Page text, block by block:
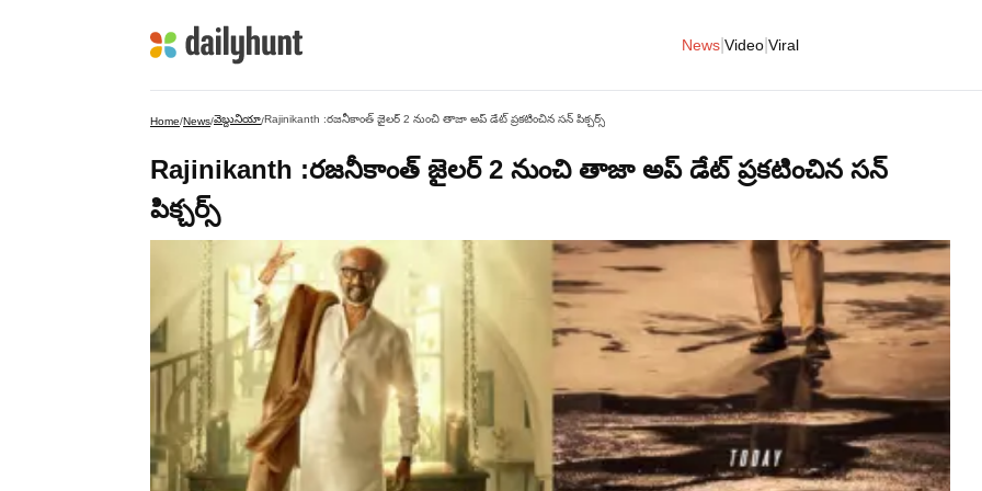
News Video Viral
Home/News/వెబ్దునియా/Rajinikanth :రజనీకాంత్ జైలర్ 2 నుంచి తాజా అప్ డేట్ ప్రకటించిన సన్ పిక్చర్స్
Rajinikanth :రజనీకాంత్ జైలర్ 2 నుంచి తాజా అప్ డేట్ ప్రకటించిన సన్
పిక్చర్స్